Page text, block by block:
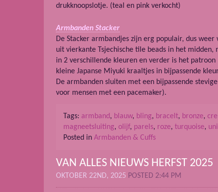
drukknoopslotje. (teal en pink verkocht)
Armbanden Stacker
De Stacker armbandjes zijn erg populair, dus
uit vierkante Tsjechische tile beads in het midden,
in 2 verschillende kleuren en verder is het
kleine Japanse Miyuki kraaltjes in bijpassende
De armbanden sluiten met een bijpassende
voor mensen met een pacemaker).
Tags: armband, blauw, bling, bracelt, bronze,
magneetsluiting, olijf, parels, roze, turquoise,
Posted in Armbanden & Cuffs
VAN ALLES NIEUWS HERFST 2025
OKTOBER 22ND, 2025 POSTED 2:44 PM